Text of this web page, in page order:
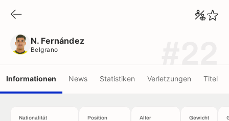
N. Fernández
Belgrano
Informationen News Statistiken Verletzungen Titel
Nationalität Position Alter Gewicht